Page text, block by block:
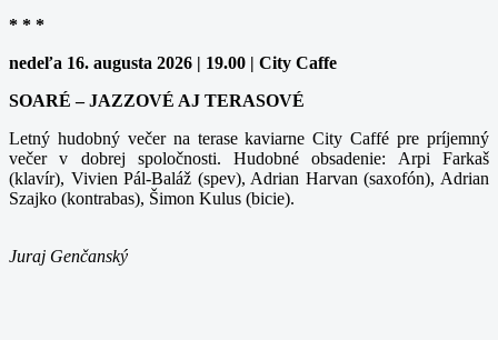
* * *
nedeľa 16. augusta 2026 | 19.00 | City Caffe
SOARÉ – JAZZOVÉ AJ TERASOVÉ
Letný hudobný večer na terase kaviarne City Caffé pre príjemný
večer v dobrej spoločnosti. Hudobné obsadenie: Arpi Farkaš
(klavír), Vivien Pál-Baláž (spev), Adrian Harvan (saxofón), Adrian
Szajko (kontrabas), Šimon Kulus (bicie).
Juraj Genčanský